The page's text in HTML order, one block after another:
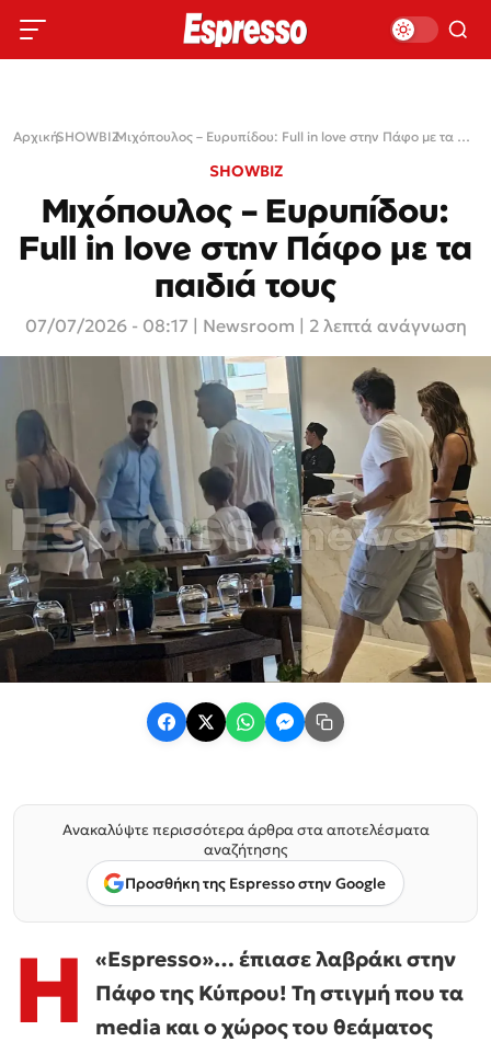
Αρχική›
SHOWBIZ› Μιχόπουλος – Ευρυπίδου: Full in love στην Πάφο με τα παιδιά τους
SHOWBIZ
Μιχόπουλος – Ευρυπίδου:
Full in love στην Πάφο με τα
παιδιά τους
07/07/2026 - 08:17 Newsroom | 2 λεπτά ανάγνωση
Ανακαλύψτε περισσότερα άρθρα στα αποτελέσματα
αναζήτησης
Προσθήκη της Espresso στην Google
Η
«Espresso»… έπιασε λαβράκι στην
Πάφο της Κύπρου! Τη στιγμή που τα
media και ο χώρος του θεάματος